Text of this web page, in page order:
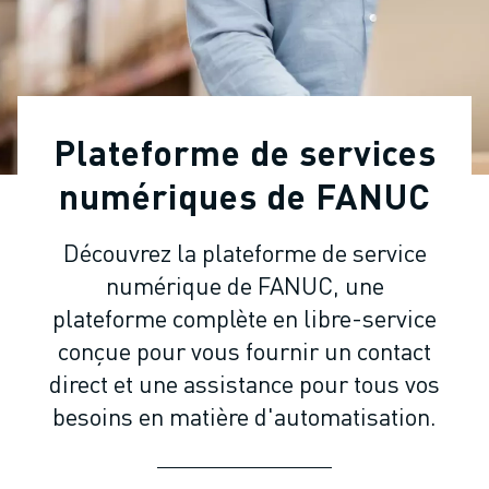
ROBOTS INDUSTRIELS
ROBOTS COLLABORATIFS
GAMME DE ROBOTS
CONTRÔLEURS DE ROBOTS
ACCESSOIRES POUR ROBOTS
LOGICIEL ROBOT
LOGICIEL DE SIMULATION
PRODUITS DE ROBOTIQUE ÉDUCATIVE
AUTOMATISATION DES ROBOTS
ROBOTS DE SOUDAGE À L'ARC
ROBOTS ARTICULÉS
SÉRIE ARC MATE
SÉRIE M-900
ROBOTS DELTA
ROBOTS POUR L'ALIMENTATION ET LES SALLES BLANCHES
ROBOTS PALETTISEURS
Plateforme de services
numériques de FANUC
Découvrez la plateforme de service
numérique de FANUC, une
plateforme complète en libre-service
conçue pour vous fournir un contact
direct et une assistance pour tous vos
besoins en matière d'automatisation.